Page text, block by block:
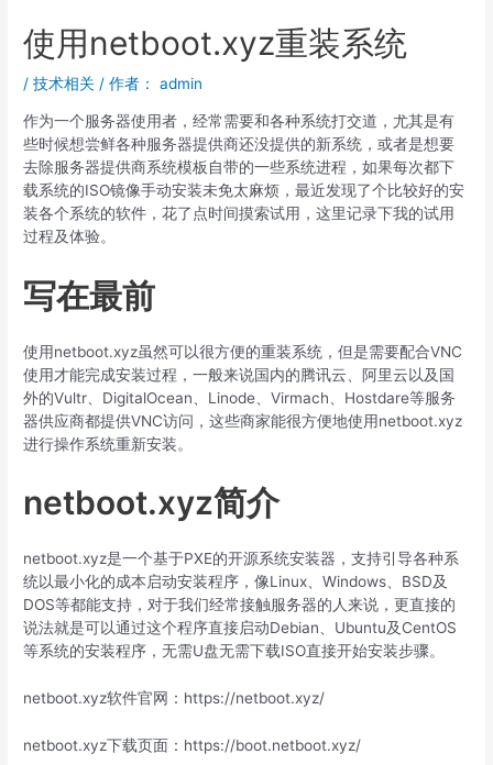
使用netboot.xyz重装系统
/技术相关 / 作者： admin
作为一个服务器使用者，经常需要和各种系统打交道，尤其是有
些时候想尝鲜各种服务器提供商还没提供的新系统，或者是想要
去除服务器提供商系统模板自带的一些系统进程，如果每次都下
载系统的ISO镜像手动安装未免太麻烦，最近发现了个比较好的安
装各个系统的软件，花了点时间摸索试用，这里记录下我的试用
过程及体验。
写在最前
使用netboot.xyz虽然可以很方便的重装系统，但是需要配合VNC
使用才能完成安装过程，一般来说国内的腾讯云、阿里云以及国
外的Vultr、DigitalOcean、Linode、Virmach、Hostdare等服务
器供应商都提供VNC访问，这些商家能很方便地使用netboot.xyz
进行操作系统重新安装。
netboot.xyz简介
netboot.xyz是一个基于PXE的开源系统安装器，支持引导各种系
统以最小化的成本启动安装程序，像Linux、Windows、BSD及
DOS等都能支持，对于我们经常接触服务器的人来说，更直接的
说法就是可以通过这个程序直接启动Debian、Ubuntu及CentOS
等系统的安装程序，无需U盘无需下载ISO直接开始安装步骤。
netboot.xyz软件官网：https://netboot.xyz/
netboot.xyz下载页面：https://boot.netboot.xyz/